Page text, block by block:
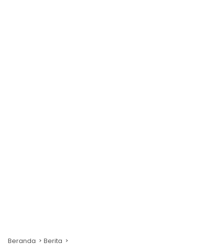
Beranda Berita